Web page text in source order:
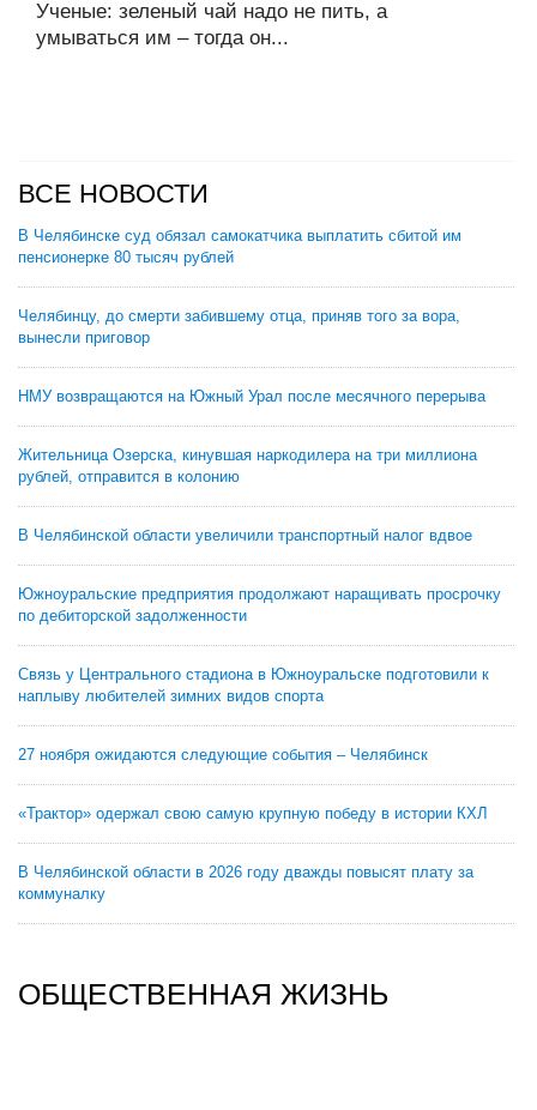
Ученые: зеленый чай надо не пить, а
умываться им – тогда он...
ВСЕ НОВОСТИ
В Челябинске суд обязал самокатчика выплатить сбитой им
пенсионерке 80 тысяч рублей
Челябинцу, до смерти забившему отца, приняв того за вора,
вынесли приговор
НМУ возвращаются на Южный Урал после месячного перерыва
Жительница Озерска, кинувшая наркодилера на три миллиона
рублей, отправится в колонию
В Челябинской области увеличили транспортный налог вдвое
Южноуральские предприятия продолжают наращивать просрочку
по дебиторской задолженности
Связь у Центрального стадиона в Южноуральске подготовили к
наплыву любителей зимних видов спорта
27 ноября ожидаются следующие события – Челябинск
«Трактор» одержал свою самую крупную победу в истории КХЛ
В Челябинской области в 2026 году дважды повысят плату за
коммуналку
ОБЩЕСТВЕННАЯ ЖИЗНЬ